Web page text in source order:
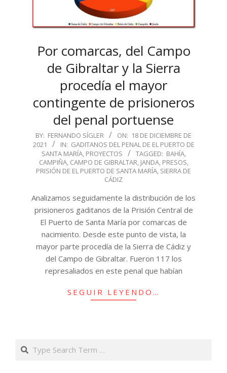
Por comarcas, del Campo
de Gibraltar y la Sierra
procedía el mayor
contingente de prisioneros
del penal portuense
2021-
12-
BY: FERNANDO SÍGLER ON: 18 DE DICIEMBRE DE
2021
IN: GADITANOS DEL PENAL DE EL PUERTO DE
SANTA MARÍA, PROYECTOS TAGGED: BAHÍA,
CAMPIÑA, CAMPO DE GIBRALTAR, JANDA, PRESOS,
PRISIÓN DE EL PUERTO DE SANTA MARÍA, SIERRA DE
CÁDIZ
Analizamos seguidamente la distribución de los
prisioneros gaditanos de la Prisión Central de
El Puerto de Santa María por comarcas de
nacimiento. Desde este punto de vista, la
mayor parte procedía de la Sierra de Cádiz y
del Campo de Gibraltar. Fueron 117 los
represaliados en este penal que habían
SEGUIR LEYENDO…
Search